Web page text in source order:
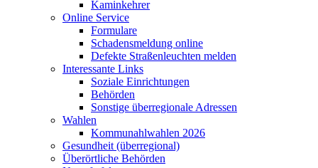
Kaminkehrer
Online Service
Formulare
Schadensmeldung online
Defekte Straßenleuchten melden
Interessante Links
Soziale Einrichtungen
Behörden
Sonstige überregionale Adressen
Wahlen
Kommunahlwahlen 2026
Gesundheit (überregional)
Überörtliche Behörden